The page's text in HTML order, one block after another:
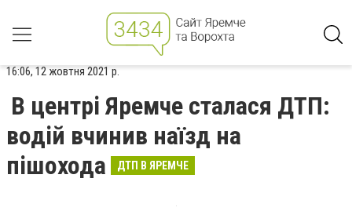
16:06, 12 жовтня 2021 р.
В центрі Яремче сталася ДТП:
водій вчинив наїзд на
пішохода
ДТП В ЯРЕМЧЕ